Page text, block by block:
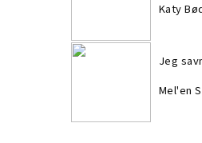
Katy
Jeg
Mel'en